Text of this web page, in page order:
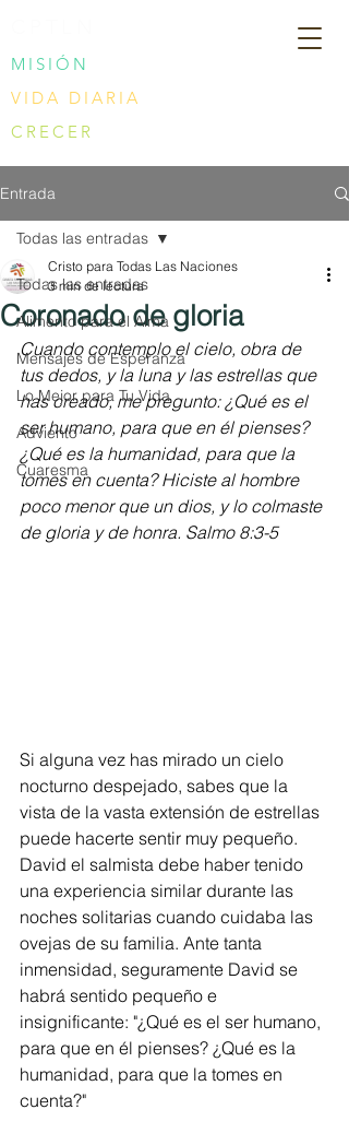
MISIÓN
VIDA DIARIA
CRECER
Entrada
Todas las entradas
Alimento para el Alma
Mensajes de Esperanza
Lo Mejor para Tu Vida
Adviento
Cuaresma
Todas las entradas
Coronado de gloria
Cristo para Todas Las Naciones
3 min de lectura
Cuando contemplo el cielo, obra de
tus dedos, y la luna y las estrellas que
has creado, me pregunto: ¿Qué es el
ser humano, para que en él pienses?
¿Qué es la humanidad, para que la
tomes en cuenta? Hiciste al hombre
poco menor que un dios, y lo colmaste
de gloria y de honra. Salmo 8:3-5
Si alguna vez has mirado un cielo
nocturno despejado, sabes que la
vista de la vasta extensión de estrellas
puede hacerte sentir muy pequeño.
David el salmista debe haber tenido
una experiencia similar durante las
noches solitarias cuando cuidaba las
ovejas de su familia. Ante tanta
inmensidad, seguramente David se
habrá sentido pequeño e
insignificante: "¿Qué es el ser humano,
para que en él pienses? ¿Qué es la
humanidad, para que la tomes en
cuenta?"